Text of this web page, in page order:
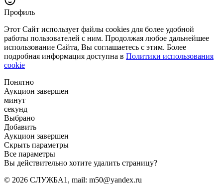
Профиль
Этот Сайт использует файлы cookies для более удобной
работы пользователей с ним. Продолжая любое дальнейшее
использование Сайта, Вы соглашаетесь с этим. Более
подробная информация доступна в Политики использования
cookie
Понятно
Аукцион завершен
минут
секунд
Выбрано
Добавить
Аукцион завершен
Скрыть параметры
Все параметры
Вы действительно хотите удалить страницу?
© 2026 СЛУЖБА1, mail: m50@yandex.ru